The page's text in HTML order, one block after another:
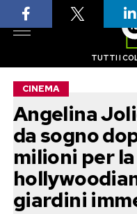
TUTTI I
CINEMA
Angelina
da sogno
milioni per
giardini